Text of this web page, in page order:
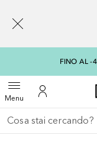
FINO AL -
MenuApri menuAl Mio
Torna indietro
Esegui ricerca